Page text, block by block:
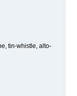
tin-whistle, alto-